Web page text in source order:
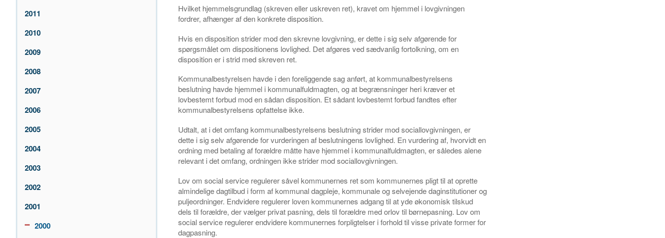
2011
2010
2009
2008
2007
2006
2005
2004
2003
2002
2001
2000
Hvilket hjemmelsgrundlag (skreven eller uskreven ret), kravet om hjemmel i lovgivningen
fordrer, afhænger af den konkrete disposition.
Hvis en disposition strider mod den skrevne lovgivning, er dette i sig selv afgørende for
spørgsmålet om dispositionens lovlighed. Det afgøres ved sædvanlig fortolkning, om en
disposition er i strid med skreven ret.
Kommunalbestyrelsen havde i den foreliggende sag anført, at kommunalbestyrelsens
beslutning havde hjemmel i kommunalfuldmagten, og at begrænsninger heri kræver et
lovbestemt forbud mod en sådan disposition. Et sådant lovbestemt forbud fandtes efter
kommunalbestyrelsens opfattelse ikke.
Udtalt, at i det omfang kommunalbestyrelsens beslutning strider mod sociallovgivningen, er
dette i sig selv afgørende for vurderingen af beslutningens lovlighed. En vurdering af, hvorvidt en
ordning med betaling af forældre måtte have hjemmel i kommunalfuldmagten, er således alene
relevant i det omfang, ordningen ikke strider mod sociallovgivningen.
Lov om social service regulerer såvel kommunernes ret som kommunernes pligt til at oprette
almindelige dagtilbud i form af kommunal dagpleje, kommunale og selvejende daginstitutioner og
puljeordninger. Endvidere regulerer loven kommunernes adgang til at yde økonomisk tilskud
dels til forældre, der vælger privat pasning, dels til forældre med orlov til børnepasning. Lov om
social service regulerer endvidere kommunernes forpligtelser i forhold til visse private former for
dagpasning.